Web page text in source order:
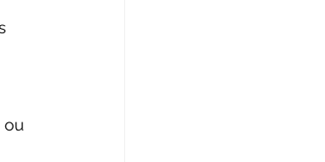
ou